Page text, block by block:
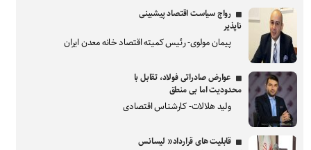
رواج سیاست اقتصاد پیشبینی
ناپذیر
پیمان مولوی- رئیس کمیته اقتصاد خانه معدن ایران
عوارض صادراتی فولاد، تقابل با
محدودیت اما بی منطق
ولید هلالات- کارشناس اقتصادی
قابلیت های قرارداد« لیسانس